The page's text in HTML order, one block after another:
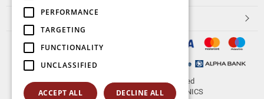
Aerakis.net
© 2026 aerakis.netAll rights reserved
Designed & developed byNETMECHANICS
PERFORMANCE
TARGETING
FUNCTIONALITY
UNCLASSIFIED
ACCEPT ALL DECLINE ALL